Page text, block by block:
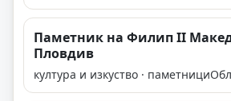
Паметник на Филип II
Пловдив
култура и изкуство · паметници